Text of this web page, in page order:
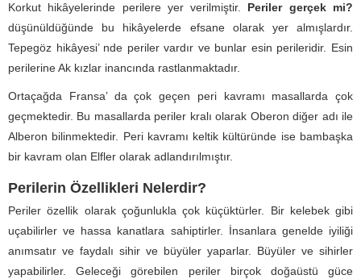
Korkut hikâyelerinde perilere yer verilmiştir. Periler gerçek mi?
düşünüldüğünde bu hikâyelerde efsane olarak yer almışlardır.
Tepegöz hikâyesi’ nde periler vardır ve bunlar esin perileridir. Esin
perilerine Ak kızlar inancında rastlanmaktadır.
Ortaçağda Fransa’ da çok geçen peri kavramı masallarda çok
geçmektedir. Bu masallarda periler kralı olarak Oberon diğer adı ile
Alberon bilinmektedir. Peri kavramı keltik kültüründe ise bambaşka
bir kavram olan Elfler olarak adlandırılmıştır.
Perilerin Özellikleri Nelerdir?
Periler özellik olarak çoğunlukla çok küçüktürler. Bir kelebek gibi
uçabilirler ve hassa kanatlara sahiptirler. İnsanlara genelde iyiliği
anımsatır ve faydalı sihir ve büyüler yaparlar. Büyüler ve sihirler
yapabilirler. Geleceği görebilen periler birçok doğaüstü güce